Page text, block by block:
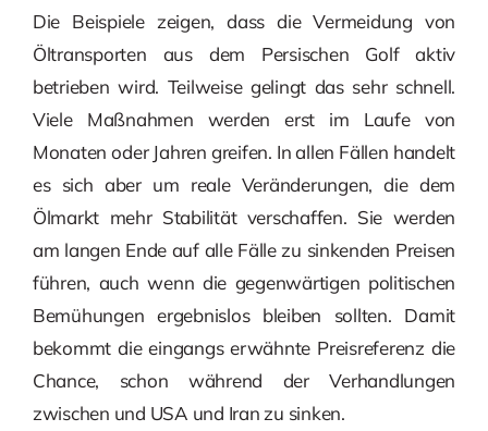
Die Beispiele zeigen, dass die Vermeidung von
Öltransporten aus dem Persischen Golf aktiv
betrieben wird. Teilweise gelingt das sehr schnell.
Viele Maßnahmen werden erst im Laufe von
Monaten oder Jahren greifen. In allen Fällen handelt
es sich aber um reale Veränderungen, die dem
Ölmarkt mehr Stabilität verschaffen. Sie werden
am langen Ende auf alle Fälle zu sinkenden Preisen
führen, auch wenn die gegenwärtigen politischen
Bemühungen ergebnislos bleiben sollten. Damit
bekommt die eingangs erwähnte Preisreferenz die
Chance, schon während der Verhandlungen
zwischen und USA und Iran zu sinken.